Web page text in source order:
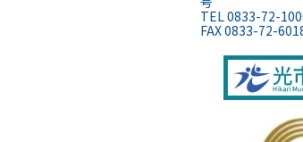
TEL 0833-72-
FAX 0833-72-